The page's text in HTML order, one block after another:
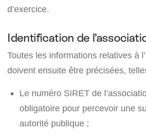
d’exercice.
Identification de
Toutes les informations relatives à
doivent ensuite être précisées,
Le numéro SIRET de
obligatoire pour percevoir une
autorité publique ;